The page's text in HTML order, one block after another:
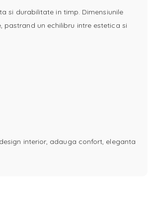
si durabilitate in timp. Dimensiunile
pastrand un echilibru intre estetica si
interior, adauga confort, eleganta